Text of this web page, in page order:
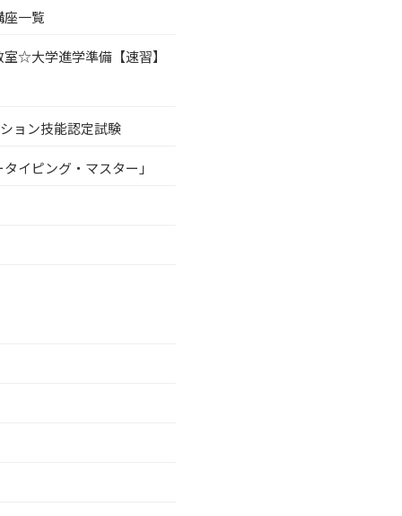
一覧
☆大学進学準備【速習】
ョン技能認定試験
イピング・マスター」